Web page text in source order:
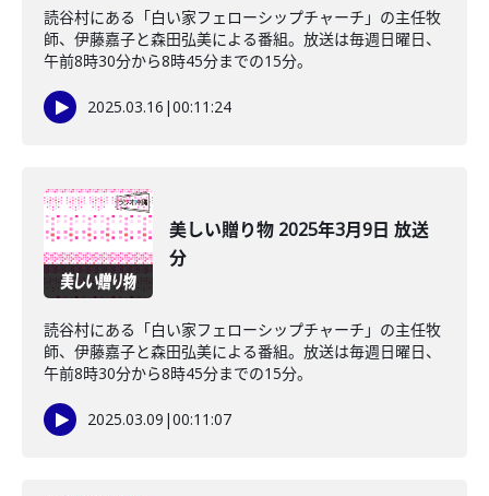
読谷村にある「白い家フェローシップチャーチ」の主任牧
師、伊藤嘉子と森田弘美による番組。放送は毎週日曜日、
午前8時30分から8時45分までの15分。
2025.03.16 |00:11:24
美しい贈り物 2025年3月9日 放送
分
読谷村にある「白い家フェローシップチャーチ」の主任牧
師、伊藤嘉子と森田弘美による番組。放送は毎週日曜日、
午前8時30分から8時45分までの15分。
2025.03.09 |00:11:07